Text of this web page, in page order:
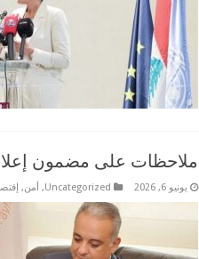
ملاحظات على مضمون
يونيو 6, 2026 Uncategorized
, أمن,